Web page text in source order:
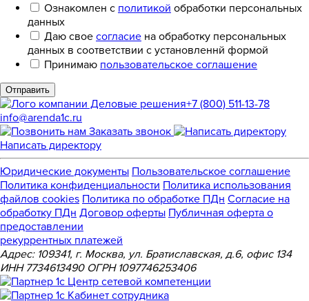
Ознакомлен с политикой обработки персональных
данных
Даю свое согласие на обработку персональных
данных в соответствии с установленнй формой
Принимаю пользовательское соглашение
Отправить
+7 (800) 511-13-78
info@arenda1c.ru
Заказать звонок
Написать директору
Юридические документы Пользовательское соглашение
Политика конфиденциальности Политика использования
файлов cookies Политика по обработке ПДн Cогласие на
обработку ПДн Договор оферты Публичная оферта о
предоставлении
рекуррентных платежей
Адрес: 109341, г. Москва, ул. Братиславская, д.6, офис 134
ИНН 7734613490 ОГРН 1097746253406